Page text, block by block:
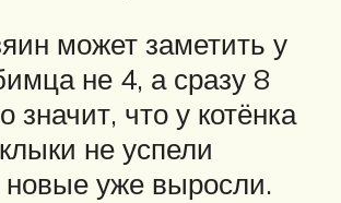
может заметить у
не 4, а сразу 8
значит, что у котёнка
не успели
новые уже выросли.